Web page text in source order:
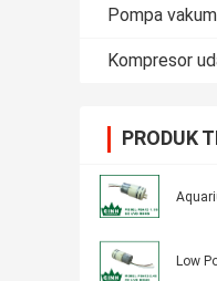
Pompa
Kompresor
PRODUK
Low